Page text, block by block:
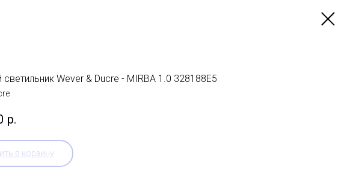
светильник Wever & Ducre - MIRBA 1.0 328188E5
р.
в корзину